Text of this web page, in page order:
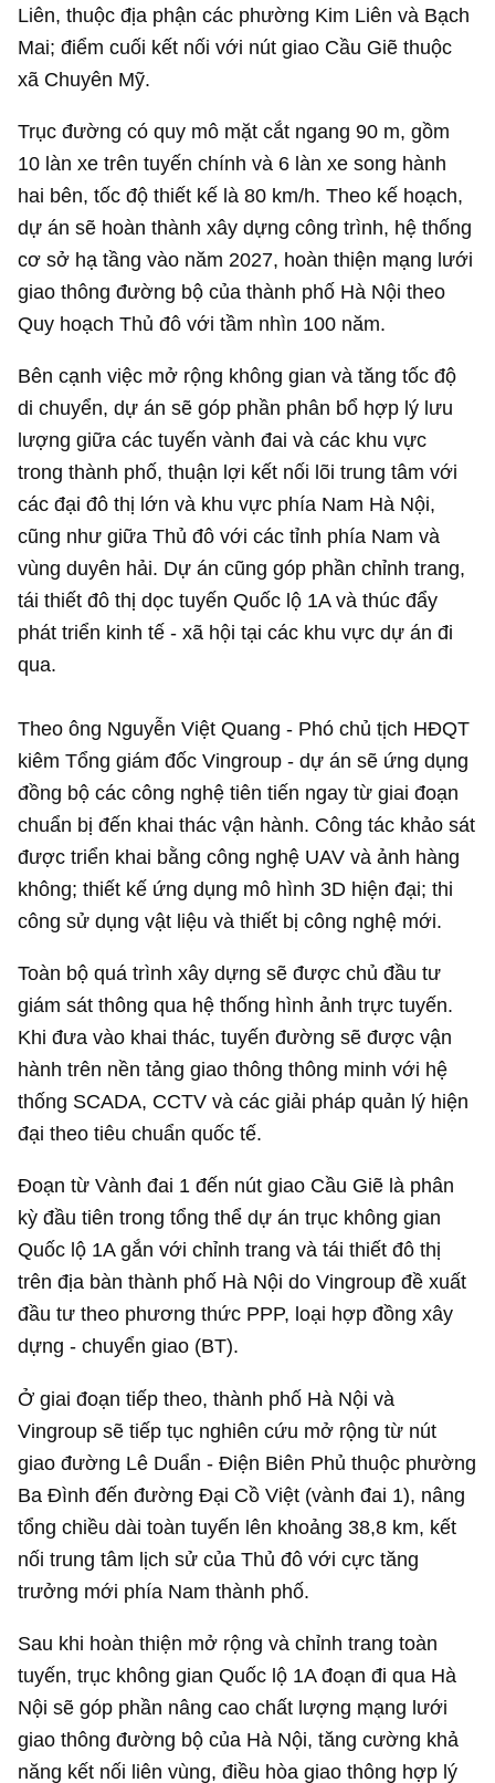
Liên, thuộc địa phận các phường Kim Liên và Bạch
Mai; điểm cuối kết nối với nút giao Cầu Giẽ thuộc
xã Chuyên Mỹ.
Trục đường có quy mô mặt cắt ngang 90 m, gồm
10 làn xe trên tuyến chính và 6 làn xe song hành
hai bên, tốc độ thiết kế là 80 km/h. Theo kế hoạch,
dự án sẽ hoàn thành xây dựng công trình, hệ thống
cơ sở hạ tầng vào năm 2027, hoàn thiện mạng lưới
giao thông đường bộ của thành phố Hà Nội theo
Quy hoạch Thủ đô với tầm nhìn 100 năm.
Bên cạnh việc mở rộng không gian và tăng tốc độ
di chuyển, dự án sẽ góp phần phân bổ hợp lý lưu
lượng giữa các tuyến vành đai và các khu vực
trong thành phố, thuận lợi kết nối lõi trung tâm với
các đại đô thị lớn và khu vực phía Nam Hà Nội,
cũng như giữa Thủ đô với các tỉnh phía Nam và
vùng duyên hải. Dự án cũng góp phần chỉnh trang,
tái thiết đô thị dọc tuyến Quốc lộ 1A và thúc đẩy
phát triển kinh tế - xã hội tại các khu vực dự án đi
qua.
Theo ông Nguyễn Việt Quang - Phó chủ tịch HĐQT
kiêm Tổng giám đốc Vingroup - dự án sẽ ứng dụng
đồng bộ các công nghệ tiên tiến ngay từ giai đoạn
chuẩn bị đến khai thác vận hành. Công tác khảo sát
được triển khai bằng công nghệ UAV và ảnh hàng
không; thiết kế ứng dụng mô hình 3D hiện đại; thi
công sử dụng vật liệu và thiết bị công nghệ mới.
Toàn bộ quá trình xây dựng sẽ được chủ đầu tư
giám sát thông qua hệ thống hình ảnh trực tuyến.
Khi đưa vào khai thác, tuyến đường sẽ được vận
hành trên nền tảng giao thông thông minh với hệ
thống SCADA, CCTV và các giải pháp quản lý hiện
đại theo tiêu chuẩn quốc tế.
Đoạn từ Vành đai 1 đến nút giao Cầu Giẽ là phân
kỳ đầu tiên trong tổng thể dự án trục không gian
Quốc lộ 1A gắn với chỉnh trang và tái thiết đô thị
trên địa bàn thành phố Hà Nội do Vingroup đề xuất
đầu tư theo phương thức PPP, loại hợp đồng xây
dựng - chuyển giao (BT).
Ở giai đoạn tiếp theo, thành phố Hà Nội và
Vingroup sẽ tiếp tục nghiên cứu mở rộng từ nút
giao đường Lê Duẩn - Điện Biên Phủ thuộc phường
Ba Đình đến đường Đại Cồ Việt (vành đai 1), nâng
tổng chiều dài toàn tuyến lên khoảng 38,8 km, kết
nối trung tâm lịch sử của Thủ đô với cực tăng
trưởng mới phía Nam thành phố.
Sau khi hoàn thiện mở rộng và chỉnh trang toàn
tuyến, trục không gian Quốc lộ 1A đoạn đi qua Hà
Nội sẽ góp phần nâng cao chất lượng mạng lưới
giao thông đường bộ của Hà Nội, tăng cường khả
năng kết nối liên vùng, điều hòa giao thông hợp lý